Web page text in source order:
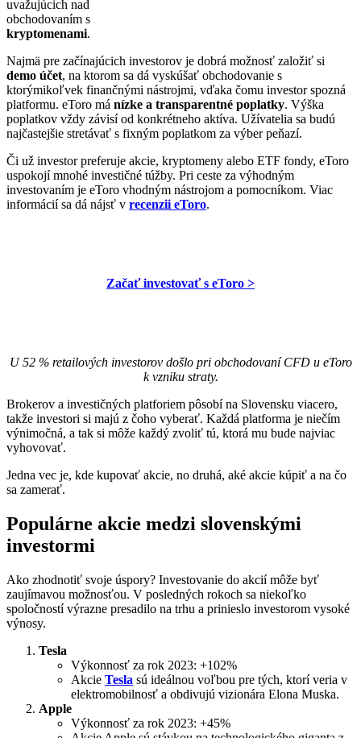
uvažujúcich nad
obchodovaním s
kryptomenami.
Najmä pre začínajúcich investorov je dobrá možnosť založiť si
demo účet, na ktorom sa dá vyskúšať obchodovanie s
ktorýmikoľvek finančnými nástrojmi, vďaka čomu investor spozná
platformu. eToro má nízke a transparentné poplatky. Výška
poplatkov vždy závisí od konkrétneho aktíva. Užívatelia sa budú
najčastejšie stretávať s fixným poplatkom za výber peňazí.
Či už investor preferuje akcie, kryptomeny alebo ETF fondy, eToro
uspokojí mnohé investičné túžby. Pri ceste za výhodným
investovaním je eToro vhodným nástrojom a pomocníkom. Viac
informácií sa dá nájsť v recenzii eToro.
Začať investovať s eToro >
U 52 % retailových investorov došlo pri obchodovaní CFD u eToro
k vzniku straty.
Brokerov a investičných platforiem pôsobí na Slovensku viacero,
takže investori si majú z čoho vyberať. Každá platforma je niečím
výnimočná, a tak si môže každý zvoliť tú, ktorá mu bude najviac
vyhovovať.
Jedna vec je, kde kupovať akcie, no druhá, aké akcie kúpiť a na čo
sa zamerať.
Populárne akcie medzi slovenskými
investormi
Ako zhodnotiť svoje úspory? Investovanie do akcií môže byť
zaujímavou možnosťou. V posledných rokoch sa niekoľko
spoločností výrazne presadilo na trhu a prinieslo investorom vysoké
výnosy.
Tesla
Výkonnosť za rok 2023: +102%
Akcie Tesla sú ideálnou voľbou pre tých, ktorí veria v
elektromobilnosť a obdivujú vizionára Elona Muska.
Apple
Výkonnosť za rok 2023: +45%